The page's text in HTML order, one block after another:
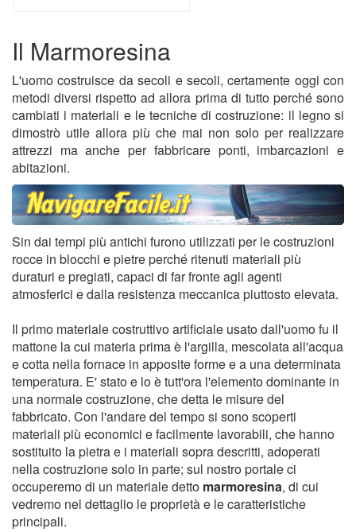
Il Marmoresina
L'uomo costruisce da secoli e secoli, certamente oggi con
metodi diversi rispetto ad allora prima di tutto perché sono
cambiati i materiali e le tecniche di costruzione: il legno si
dimostrò utile allora più che mai non solo per realizzare
attrezzi ma anche per fabbricare ponti, imbarcazioni e
abitazioni.
Sin dai tempi più antichi furono utilizzati per le costruzioni
rocce in blocchi e pietre perché ritenuti materiali più
duraturi e pregiati, capaci di far fronte agli agenti
atmosferici e dalla resistenza meccanica piuttosto elevata.
Il primo materiale costruttivo artificiale usato dall'uomo fu il
mattone la cui materia prima è l'argilla, mescolata all'acqua
e cotta nella fornace in apposite forme e a una determinata
temperatura. E' stato e lo è tutt'ora l'elemento dominante in
una normale costruzione, che detta le misure del
fabbricato. Con l'andare del tempo si sono scoperti
materiali più economici e facilmente lavorabili, che hanno
sostituito la pietra e i materiali sopra descritti, adoperati
nella costruzione solo in parte; sul nostro portale ci
occuperemo di un materiale detto marmoresina, di cui
vedremo nel dettaglio le proprietà e le caratteristiche
principali.